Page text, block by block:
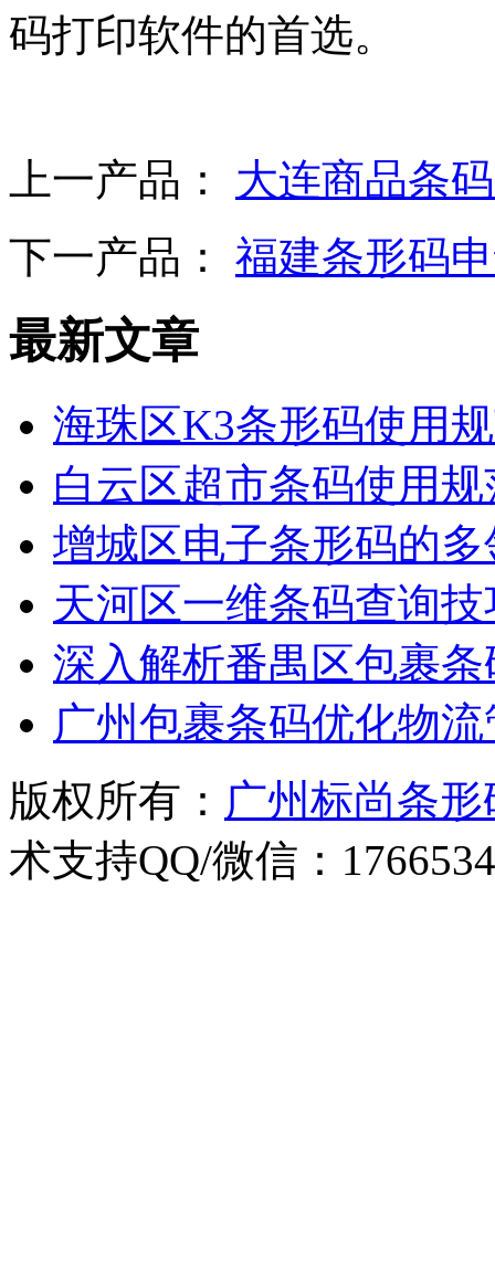
码打印软件的首选。
上一产品： 大连商品条
下一产品： 福建条形码
最新文章
海珠区K3条形码使用
白云区超市条码使用
增城区电子条形码的
天河区一维条码查询
深入解析番禺区包裹
广州包裹条码优化物
版权所有： 广州标尚条
术支持QQ/微信：